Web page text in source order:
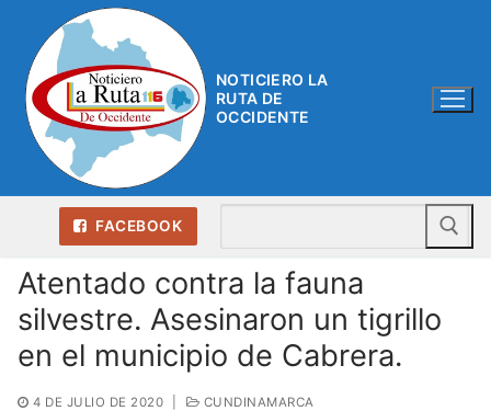
contenido
NOTICIERO LA
RUTA DE
OCCIDENTE
FACEBOOK
Atentado contra la fauna
silvestre. Asesinaron un tigrillo
en el municipio de Cabrera.
4 DE JULIO DE 2020 CUNDINAMARCA